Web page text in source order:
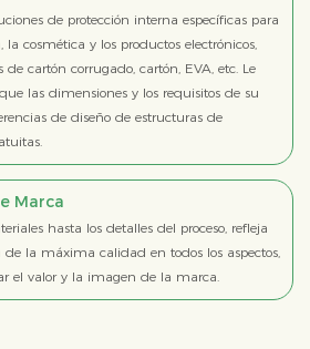
de protección interna específicas para
cosmética y los productos electrónicos,
cartón corrugado, cartón, EVA, etc. Le
las dimensiones y los requisitos de su
de diseño de estructuras de
Marca
hasta los detalles del proceso, refleja
la máxima calidad en todos los aspectos,
el valor y la imagen de la marca.